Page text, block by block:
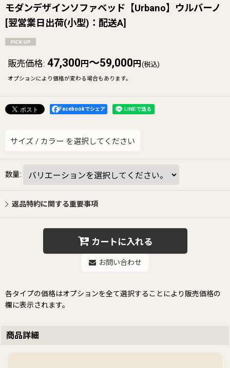
モダンデザインソファベッド【Urbano】ウルバーノ
[翌営業日出荷(小型)：配送A]
販売価格: 47,300 円 ～59,000 円 (税込)
オプションにより価格が変わる場合もあります。
Facebookでシェア
サイズ / カラー を選択してください
数量:
返品特約に関する重要事項
カートに入れる
お問い合わせ
各タイプの価格はオプションを全て選択することにより販売価格の
欄に表示されます。
商品詳細